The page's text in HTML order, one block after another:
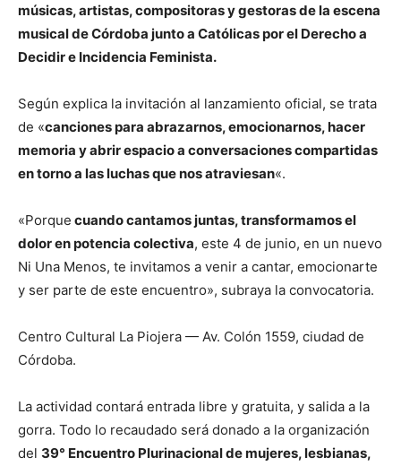
músicas, artistas, compositoras y gestoras de la escena
musical de Córdoba junto a Católicas por el Derecho a
Decidir e Incidencia Feminista.
Según explica la invitación al lanzamiento oficial, se trata
de «canciones para abrazarnos, emocionarnos, hacer
memoria y abrir espacio a conversaciones compartidas
en torno a las luchas que nos atraviesan«.
«Porque cuando cantamos juntas, transformamos el
dolor en potencia colectiva, este 4 de junio, en un nuevo
Ni Una Menos, te invitamos a venir a cantar, emocionarte
y ser parte de este encuentro», subraya la convocatoria.
Centro Cultural La Piojera — Av. Colón 1559, ciudad de
Córdoba.
La actividad contará entrada libre y gratuita, y salida a la
gorra. Todo lo recaudado será donado a la organización
del 39° Encuentro Plurinacional de mujeres, lesbianas,